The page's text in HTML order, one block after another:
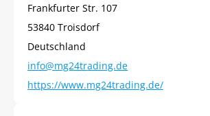
Frankfurter Str. 107
53840 Troisdorf
Deutschland
info@mg24trading.de
https://www.mg24trading.de/